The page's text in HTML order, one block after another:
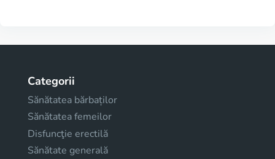
Categorii
Sănătatea bărbaților
Sănătatea femeilor
Disfuncţie erectilă
Sănătate generală